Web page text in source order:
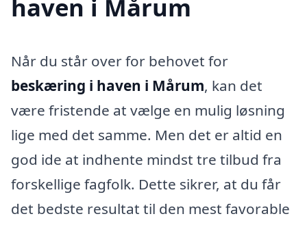
haven i Mårum
Når du står over for behovet for
beskæring i haven i Mårum, kan det
være fristende at vælge en mulig løsning
lige med det samme. Men det er altid en
god ide at indhente mindst tre tilbud fra
forskellige fagfolk. Dette sikrer, at du får
det bedste resultat til den mest favorable